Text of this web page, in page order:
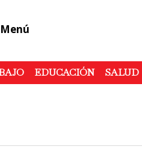
Menú
EDUCACIÓN SALUD